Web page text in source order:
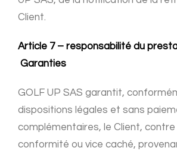
Client.
Article 7 – responsabilité du
Garanties
GOLF UP SAS garantit,
dispositions légales et sans
complémentaires, le Client,
conformité ou vice caché,